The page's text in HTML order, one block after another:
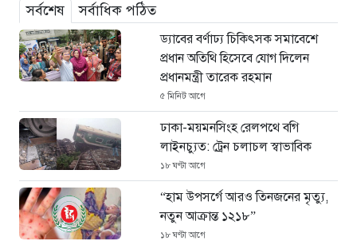
সর্বশেষ সর্বাধিক পঠিত
ড্যাবের বর্ণাঢ্য চিকিৎসক সমাবেশে
প্রধান অতিথি হিসেবে যোগ দিলেন
প্রধানমন্ত্রী তারেক রহমান
৫ মিনিট আগে
ঢাকা-ময়মনসিংহ রেলপথে বগি
লাইনচ্যুত: ট্রেন চলাচল স্বাভাবিক
১৮ ঘণ্টা আগে
“হাম উপসর্গে আরও তিনজনের মৃত্যু,
নতুন আক্রান্ত ১২১৮”
১৮ ঘণ্টা আগে